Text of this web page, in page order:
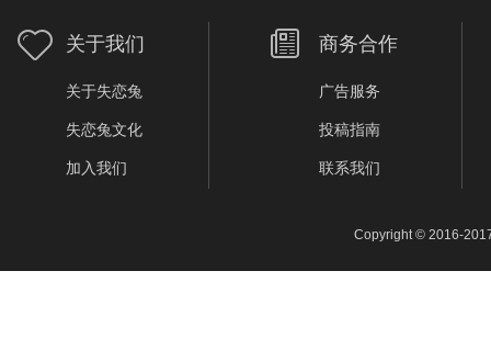
关于我们
关于失恋兔
失恋兔文化
加入我们
商务合作
广告服务
投稿指南
联系我们
Copyright © 2016-